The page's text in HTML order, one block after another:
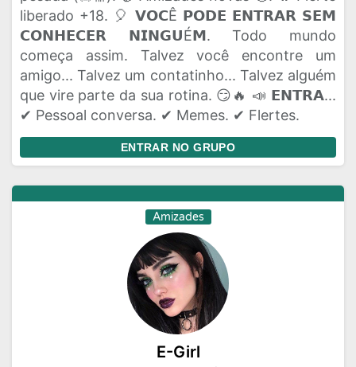
liberado +18. 🎈 𝗩𝗢𝗖Ê 𝗣𝗢𝗗𝗘 𝗘𝗡𝗧𝗥𝗔𝗥 𝗦𝗘𝗠
𝗖𝗢𝗡𝗛𝗘𝗖𝗘𝗥 𝗡𝗜𝗡𝗚𝗨É𝗠. Todo mundo
começa assim. Talvez você encontre um
amigo... Talvez um contatinho... Talvez alguém
que vire parte da sua rotina. 😏🔥 📣 𝗘𝗡𝗧𝗥𝗔...
✔ Pessoal conversa. ✔ Memes. ✔ Flertes.
ENTRAR NO GRUPO
Amizades
E-Girl